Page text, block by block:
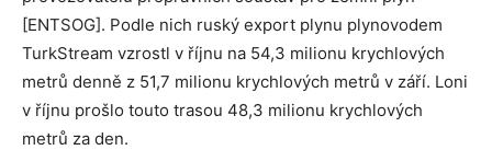
[ENTSOG]. Podle nich ruský export plynu plynovodem
TurkStream vzrostl v říjnu na 54,3 milionu krychlových
metrů denně z 51,7 milionu krychlových metrů v září. Loni
v říjnu prošlo touto trasou 48,3 milionu krychlových
metrů za den.